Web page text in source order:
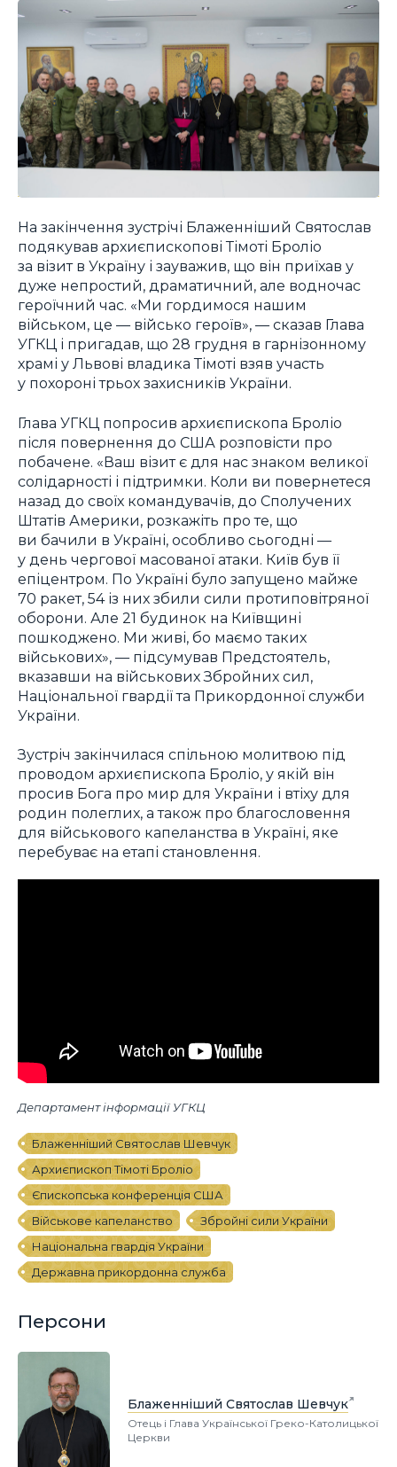
На закінчення зустрічі Блаженніший Святослав
подякував архиєпископові Тімоті Броліо
за візит в Україну і зауважив, що він приїхав у
дуже непростий, драматичний, але водночас
героїчний час. «Ми гордимося нашим
військом, це — військо героїв», — сказав Глава
УГКЦ і пригадав, що 28 грудня в гарнізонному
храмі у Львові владика Тімоті взяв участь
у похороні трьох захисників України.
Глава УГКЦ попросив архиєпископа Броліо
після повернення до США розповісти про
побачене. «Ваш візит є для нас знаком великої
солідарності і підтримки. Коли ви повернетеся
назад до своїх командувачів, до Сполучених
Штатів Америки, розкажіть про те, що
ви бачили в Україні, особливо сьогодні —
у день чергової масованої атаки. Київ був її
епіцентром. По Україні було запущено майже
70 ракет, 54 із них збили сили протиповітряної
оборони. Але 21 будинок на Київщині
пошкоджено. Ми живі, бо маємо таких
військових», — підсумував Предстоятель,
вказавши на військових Збройних сил,
Національної гвардії та Прикордонної служби
України.
Зустріч закінчилася спільною молитвою під
проводом архиєпископа Броліо, у якій він
просив Бога про мир для України і втіху для
родин полеглих, а також про благословення
для військового капеланства в Україні, яке
перебуває на етапі становлення.
Департамент інформації УГКЦ
Блаженніший Святослав Шевчук
Архиєпископ Тімоті Броліо
Єпископська конференція США
Військове капеланство
Збройні сили України
Національна гвардія України
Державна прикордонна служба
Персони
Блаженніший Святослав Шевчук
Отець і Глава Української Греко-Католицької
Церкви